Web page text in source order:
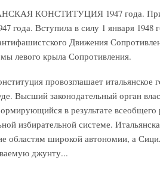
КОНСТИТУЦИЯ 1947 года.
года. Вступила в силу 1 января
Движения
левого крыла Сопротивления.
провозглашает итальянское
Высший законодательный орган
в результате всеобщего
избирательной системе.
областям широкой автономии, а
джунту...